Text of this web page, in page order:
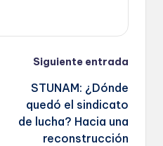
Siguiente entrada
STUNAM: ¿Dónde
quedó el sindicato
de lucha? Hacia una
reconstrucción